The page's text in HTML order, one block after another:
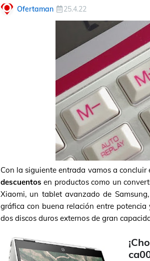
Ofertaman 25.4.22
Con la siguiente entrada vamos a
descuentos en productos como un
Xiaomi, un tablet avanzado de
gráfica con buena relación entre
dos discos duros externos de gran